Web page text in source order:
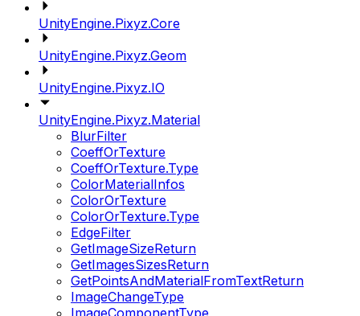
UnityEngine.Pixyz.Core
UnityEngine.Pixyz.Geom
UnityEngine.Pixyz.IO
UnityEngine.Pixyz.Material
BlurFilter
CoeffOrTexture
CoeffOrTexture.Type
ColorMaterialInfos
ColorOrTexture
ColorOrTexture.Type
EdgeFilter
GetImageSizeReturn
GetImagesSizesReturn
GetPointsAndMaterialFromTextReturn
ImageChangeType
ImageComponentType